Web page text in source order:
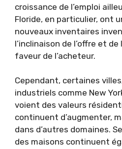
croissance de l’emploi
Floride, en particulier, ont
nouveaux inventaires
l’inclinaison de l’offre et
faveur de l’acheteur.
Cependant, certaines
industriels comme New
voient des valeurs
continuent d’augmenter,
dans d’autres domaines.
des maisons continuent